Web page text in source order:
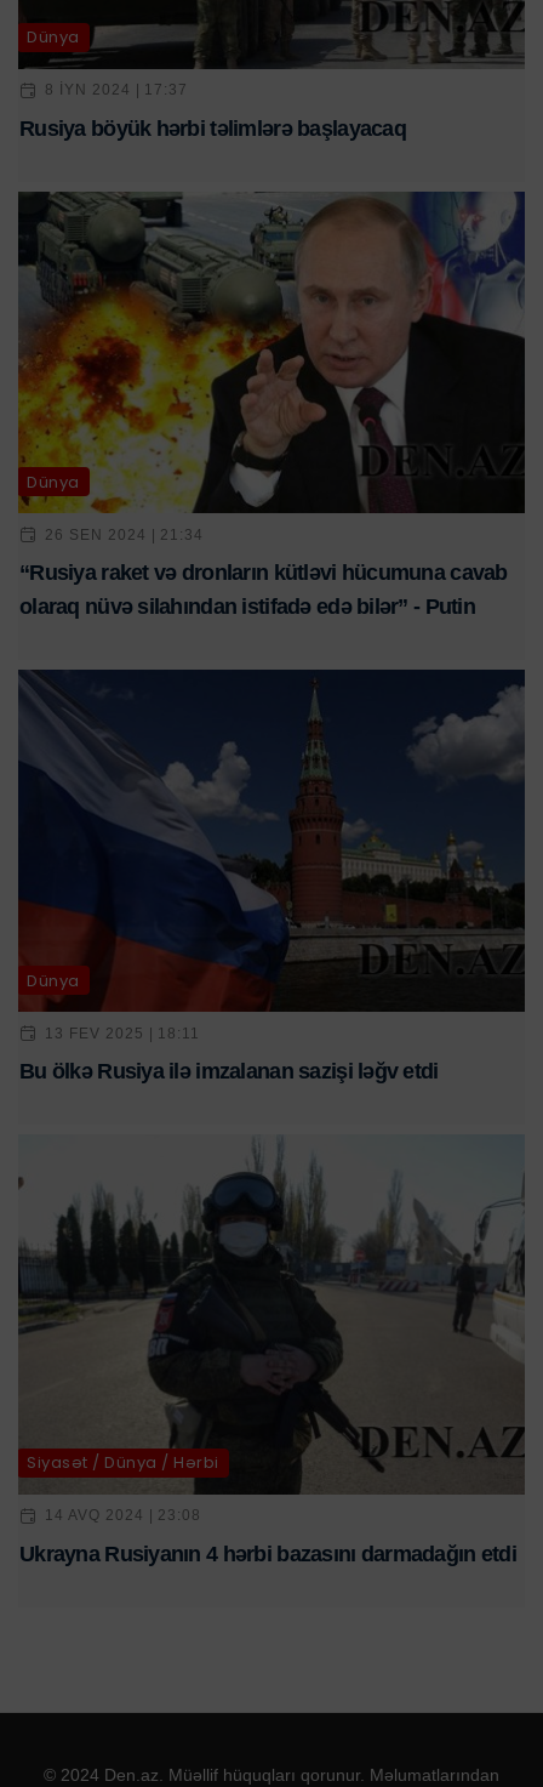
Dünya
8 IYN 2024 | 17:37
Rusiya böyük hərbi təlimlərə başlayacaq
Dünya
26 SEN 2024 | 21:34
“Rusiya raket və dronların kütləvi hücumuna cavab
olaraq nüvə silahından istifadə edə bilər” - Putin
Dünya
13 FEV 2025 | 18:11
Bu ölkə Rusiya ilə imzalanan sazişi ləğv etdi
Siyasət / Dünya / Hərbi
14 AVQ 2024 | 23:08
Ukrayna Rusiyanın 4 hərbi bazasını darmadağın etdi
© 2024 Den.az. Müəllif hüquqları qorunur. Məlumatlarından